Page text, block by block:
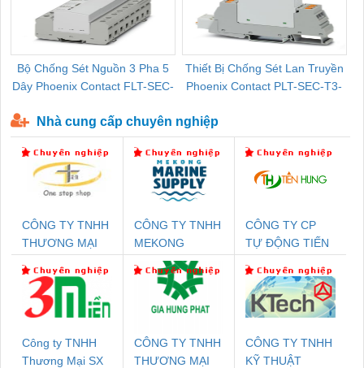
Bộ Chống Sét Nguồn 3 Pha 5
Dây Phoenix Contact FLT-SEC-
Thiết Bị Chống Sét Lan Truyền
Phoenix Contact PLT-SEC-T3-
Nhà cung cấp chuyên nghiệp
CÔNG TY TNHH
THƯƠNG MẠI
NAM
CÔNG TY TNHH
MEKONG
MARINE
SUPPLY
CÔNG TY CP
TỰ ĐỘNG TIẾN
Công ty TNHH
Thương Mại SX
CÔNG TY TNHH
THƯƠNG MẠI
CÔNG TY TNHH
KỸ THUẬT